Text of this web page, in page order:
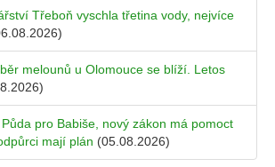
Třeboň vyschla třetina vody, nejvíce
melounů u Olomouce se blíží. Letos
Půda pro Babiše, nový zákon má pomoct
mají plán (05.08.2026)